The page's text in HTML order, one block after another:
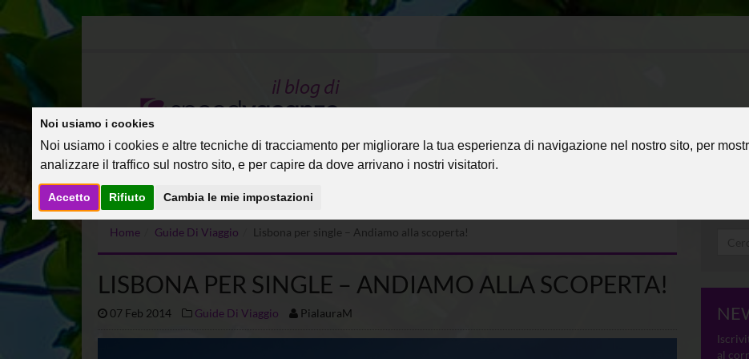
Noi usiamo i cookies
Noi usiamo i cookies e altre tecniche di tracciamento per migliorare la tua esperienza di navigazione nel nostro sito, per
analizzare il traffico sul nostro sito, e per capire da dove arrivano i nostri visitatori.
Accetto Rifiuto Cambia le mie impostazioni
Home Guide Di Viaggio Lisbona per single – Andiamo alla scoperta!
LISBONA PER SINGLE – ANDIAMO ALLA SCOPERTA!
07 Feb 2014 Guide Di Viaggio PialauraM
al